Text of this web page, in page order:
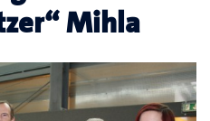
Mihla